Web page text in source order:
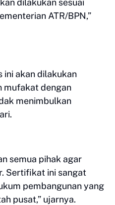
dilakukan sesuai
ATR/BPN,”
ini akan dilakukan
mufakat dengan
menimbulkan
semua pihak agar
Sertifikat ini sangat
pembangunan yang
pusat,” ujarnya.